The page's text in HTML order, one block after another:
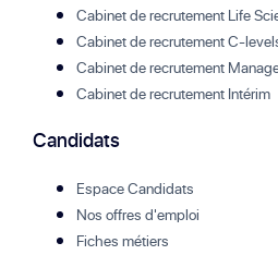
Cabinet de recrutement Life
Cabinet de recrutement C-
Cabinet de recrutement
Cabinet de recrutement Intérim
Candidats
Espace Candidats
Nos offres d'emploi
Fiches métiers